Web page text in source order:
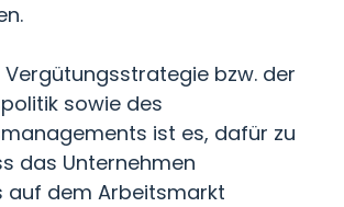
Vergütungsstrategie bzw. der
sowie des
ist es, dafür zu
das Unternehmen
auf dem Arbeitsmarkt